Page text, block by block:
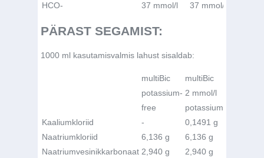
HCO- 37 mmol/l 37 mmol/l
PÄRAST SEGAMIST:
1000 ml kasutamisvalmis lahust sisaldab:
multiBic multiBic
potassium- 2 mmol/l
free
potassium
Kaaliumkloriid
- 0,1491 g
Naatriumkloriid
6,136 g 6,136 g
Naatriumvesinikkarbonaat 2,940 g 2,940 g